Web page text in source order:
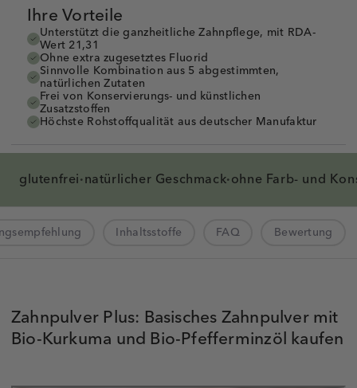
Ihre Vorteile
Unterstützt die ganzheitliche Zahnpflege, mit RDA-
Wert 21,31
Ohne extra zugesetztes Fluorid
Sinnvolle Kombination aus 5 abgestimmten,
natürlichen Zutaten
Frei von Konservierungs- und künstlichen
Zusatzstoffen
Höchste Rohstoffqualität aus deutscher Manufaktur
glutenfrei·natürlicher Geschmack·ohne Farb- und
Inhaltsstoffe FAQ Bewertung
Zahnpulver Plus: Basisches Zahnpulver mit
Bio-Kurkuma und Bio-Pfefferminzöl kaufen